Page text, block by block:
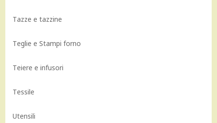
Tazze e tazzine
Teglie e Stampi forno
Teiere e infusori
Tessile
Utensili